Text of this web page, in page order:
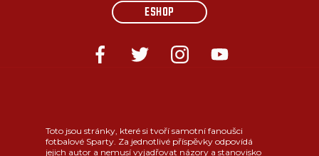
ESHOP
Toto jsou stránky, které si tvoří samotní fanoušci
fotbalové Sparty. Za jednotlivé příspěvky odpovídá
jejich autor a nemusí vyjadřovat názory a stanovisko